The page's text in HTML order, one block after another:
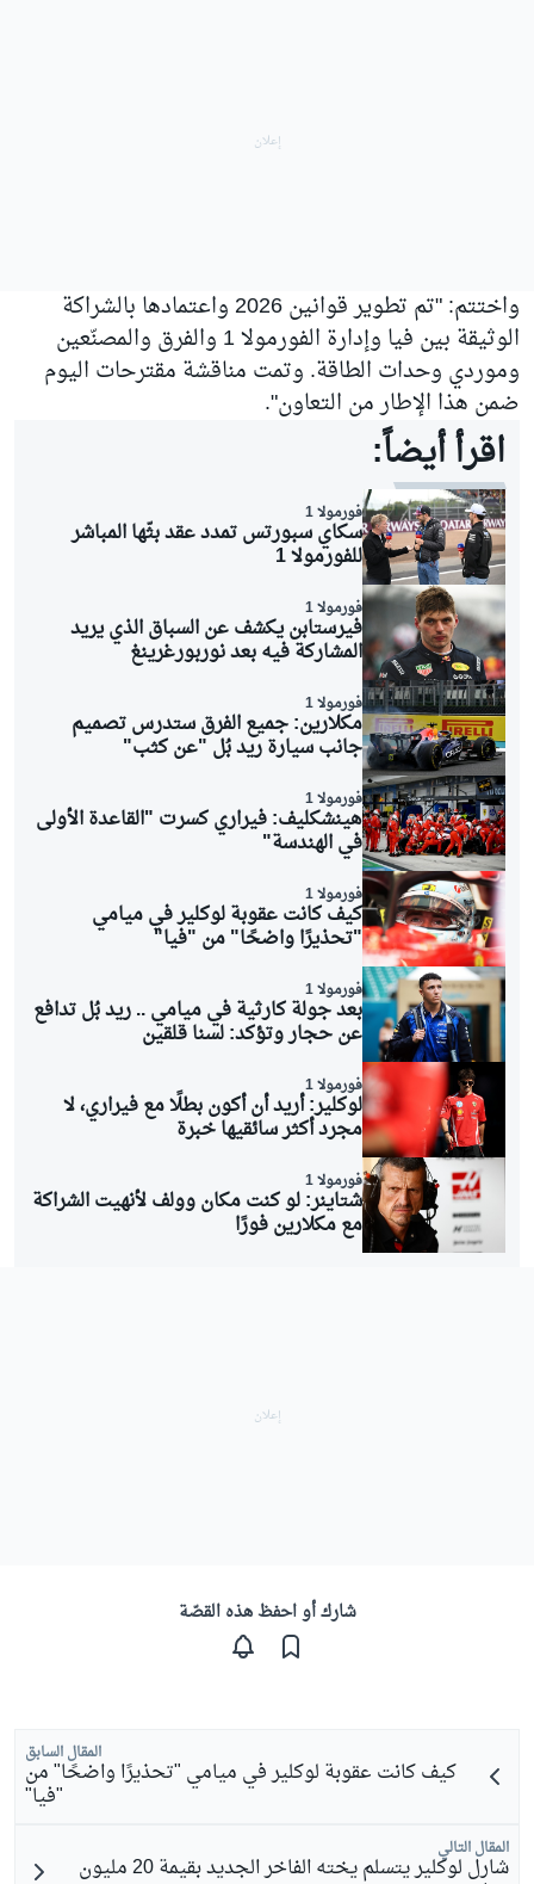
واختتم: "تم تطوير قوانين 2026 واعتمادها بالشراكة
الوثيقة بين فيا وإدارة الفورمولا 1 والفرق والمصنّعين
وموردي وحدات الطاقة. وتمت مناقشة مقترحات اليوم
ضمن هذا الإطار من التعاون".
اقرأ أيضاً:
فورمولا 1
سكاي سبورتس تمدد عقد بثّها المباشر
للفورمولا 1
فورمولا 1
فيرستابن يكشف عن السباق الذي يريد
المشاركة فيه بعد نوربورغرينغ
فورمولا 1
مكلارين: جميع الفرق ستدرس تصميم
جانب سيارة ريد بُل "عن كثب"
فورمولا 1
هينشكليف: فيراري كسرت "القاعدة الأولى
في الهندسة"
فورمولا 1
كيف كانت عقوبة لوكلير في ميامي
"تحذيرًا واضحًا" من "فيا"
فورمولا 1
بعد جولة كارثية في ميامي .. ريد بُل تدافع
عن حجار وتؤكد: لسنا قلقين
فورمولا 1
لوكلير: أريد أن أكون بطلًا مع فيراري، لا
مجرد أكثر سائقيها خبرة
فورمولا 1
شتاينر: لو كنت مكان وولف لأنهيت الشراكة
مع مكلارين فورًا
شارك أو احفظ هذه القصّة
المقال السابق
كيف كانت عقوبة لوكلير في ميامي "تحذيرًا واضحًا" من
"فيا"
المقال التالي
شارل لوكلير يتسلم يخته الفاخر الجديد بقيمة 20 مليون